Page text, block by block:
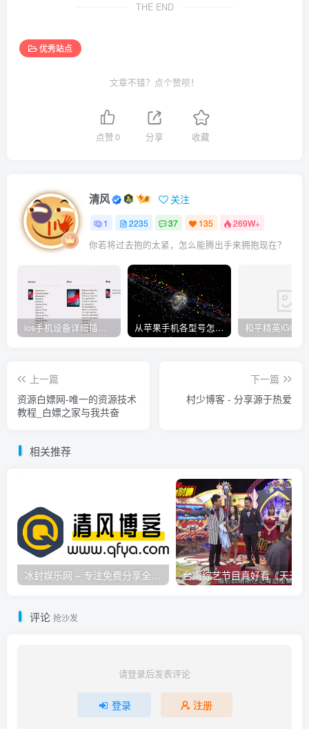
THE END
优秀站点
文章不错？点个赞呗！
点赞0 分享 收藏
清风 关注
1 2235 37 135 269W+
你若将过去抱的太紧，怎么能腾出手来拥抱现在？
从苹果手机各型号怎么越狱到怎么开科技完整教程
上一篇
资源白嫖网-唯一的资源技术
教程_白嫖之家与我共奋
下一篇
村少博客 - 分享源于热爱
相关推荐
冰封娱乐网 – 专注免费分享全网优质资源,活动线报,实用软件,技术教程等内容标签
评论 抢沙发
请登录后发表评论
登录 注册